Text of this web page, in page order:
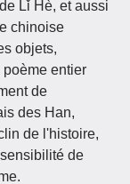
Lǐ Hè, et aussi
chinoise
objets,
entier
de
des Han,
de l'histoire,
de